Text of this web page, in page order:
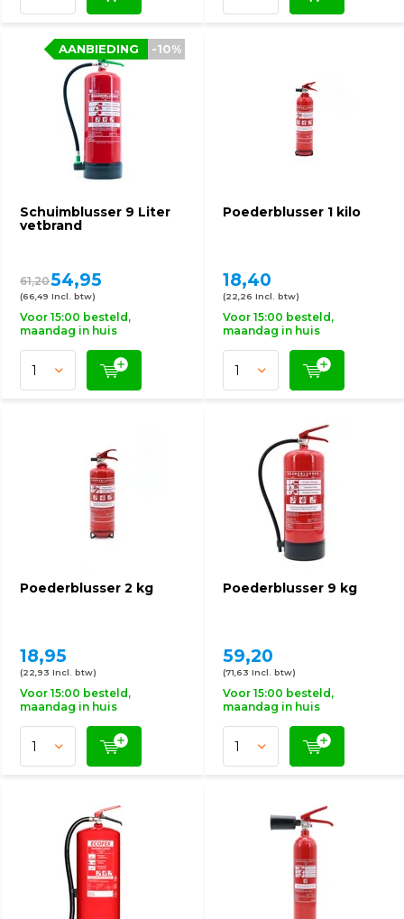
Schuimblusser 9 Liter
vetbrand
-10%
AANBIEDING
61,2054,95
(66,49 Incl. btw)
Voor 15:00 besteld,
maandag in huis
Poederblusser 1 kilo
18,40
(22,26 Incl. btw)
Voor 15:00 besteld,
maandag in huis
Poederblusser 2 kg
18,95
(22,93 Incl. btw)
Voor 15:00 besteld,
maandag in huis
Poederblusser 9 kg
59,20
(71,63 Incl. btw)
Voor 15:00 besteld,
maandag in huis